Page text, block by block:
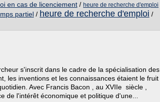
en cas de licenciement / heure de recherche d'emploi
partiel / heure de recherche d'emploi /
s'inscrit dans le cadre de la spécialisation des
les inventions et les connaissances étaient le fruit
Avec Francis Bacon , au XVIIe siècle ,
de l'intérêt économique et politique d'une...